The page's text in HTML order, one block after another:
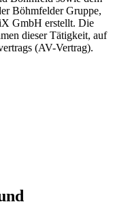
Böhmfelder Gruppe,
GmbH erstellt. Die
dieser Tätigkeit, auf
(AV-Vertrag).